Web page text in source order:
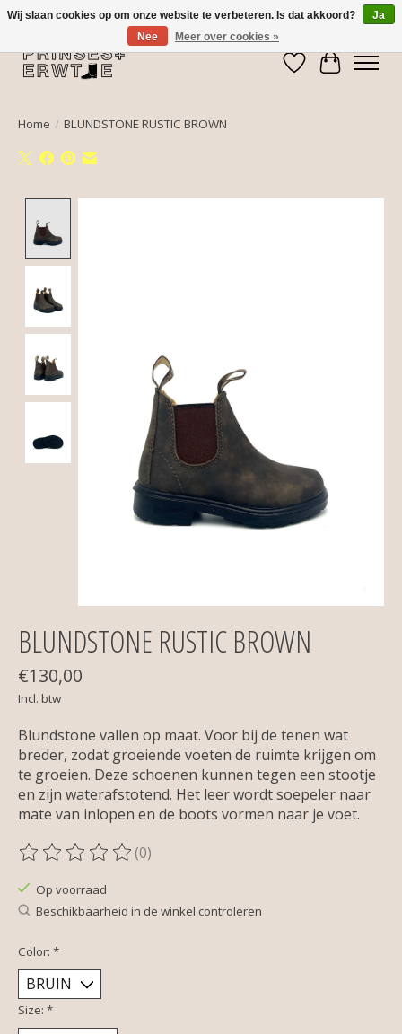
Verlanglijst
Home / BLUNDSTONE RUSTIC BROWN
BLUNDSTONE RUSTIC BROWN
€130,00
Incl. btw
Blundstone vallen op maat. Voor bij de tenen wat
breder, zodat groeiende voeten de ruimte krijgen om
te groeien. Deze schoenen kunnen tegen een stootje
en zijn waterafstotend. Het leer wordt soepeler naar
mate van inlopen en de boots vormen naar je voet.
De beoordeling van dit product is
(0)
Op voorraad
Beschikbaarheid in de winkel controleren
Color: *
Size: *
Wij slaan cookies op om onze website te verbeteren. Is dat akkoord?
Ja
Nee
Meer over cookies »